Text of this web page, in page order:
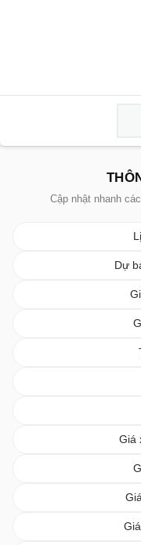
Cập nhật nhanh
Dự
Giá